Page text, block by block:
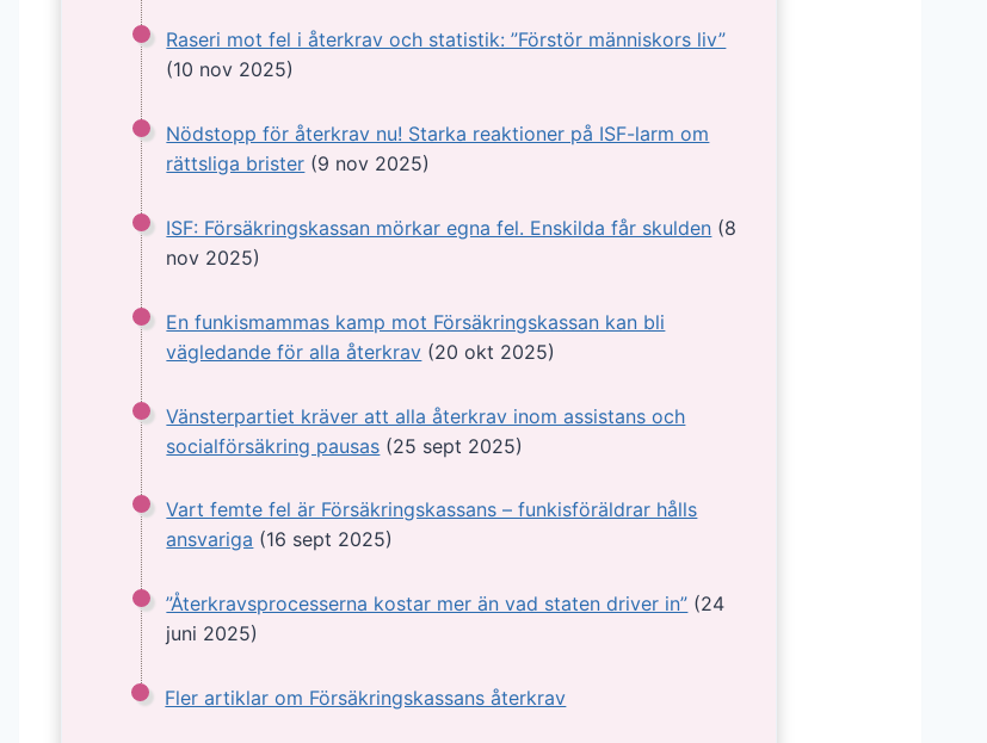
Raseri mot fel i återkrav och statistik: ”Förstör människors liv”
(10 nov 2025)
Nödstopp för återkrav nu! Starka reaktioner på ISF-larm om
rättsliga brister (9 nov 2025)
ISF: Försäkringskassan mörkar egna fel. Enskilda får skulden (8
nov 2025)
En funkismammas kamp mot Försäkringskassan kan bli
vägledande för alla återkrav (20 okt 2025)
Vänsterpartiet kräver att alla återkrav inom assistans och
socialförsäkring pausas (25 sept 2025)
Vart femte fel är Försäkringskassans – funkisföräldrar hålls
ansvariga (16 sept 2025)
”Återkravsprocesserna kostar mer än vad staten driver in” (24
juni 2025)
Fler artiklar om Försäkringskassans återkrav